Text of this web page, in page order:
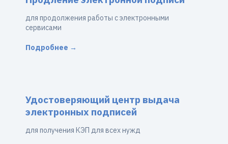
для продолжения работы с электронными
сервисами
Подробнее →
Удостоверяющий центр выдача
электронных подписей
для получения КЭП для всех нужд